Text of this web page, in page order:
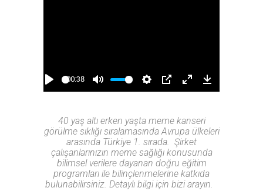
Play
00:38
Mute Settings
PIP EnterDownload
40 yaş altı erken yaşta meme kanseri
görülme sıklığı sıralamasında Avrupa ülkeleri
arasında Türkiye 1. sırada. Şirket
çalışanlarınızın meme sağlığı konusunda
bilimsel verilere dayanan doğru eğitim
programları ile bilinçlenmelerine katkıda
bulunabilirsiniz. Detaylı bilgi için bizi arayın.